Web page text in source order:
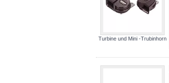
Turbine und Mini -Trubinhorn